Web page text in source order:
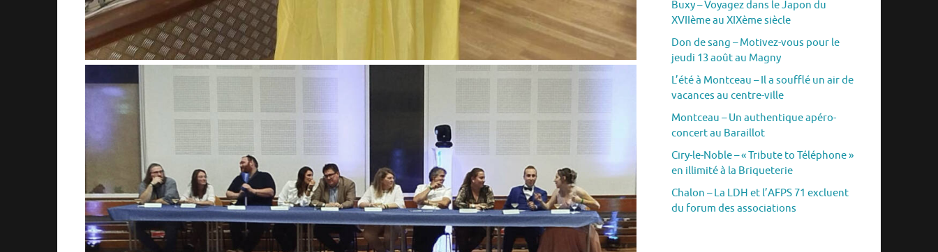
Buxy – Voyagez dans le Japon du
XVIIème au XIXème siècle
Don de sang – Motivez-vous pour le
jeudi 13 août au Magny
L’été à Montceau – Il a soufflé un air de
vacances au centre-ville
Montceau – Un authentique apéro-
concert au Baraillot
Ciry-le-Noble – « Tribute to Téléphone »
en illimité à la Briqueterie
Chalon – La LDH et l’AFPS 71 excluent
du forum des associations